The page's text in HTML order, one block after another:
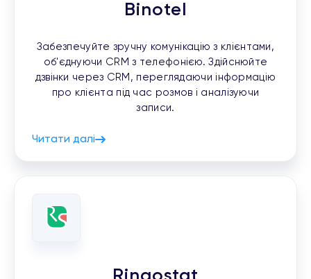
Binotel
Забезпечуйте зручну комунікацію з клієнтами,
об'єднуючи CRM з телефонією. Здійснюйте
дзвінки через CRM, переглядаючи інформацію
про клієнта під час розмов і аналізуючи
записи.
Читати далі